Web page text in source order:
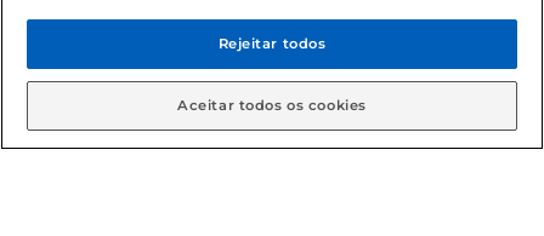
© 2026 Copyright. Todos os direitos
reservados Gbarbosa.
Rejeitar todos
Aceitar todos os cookies